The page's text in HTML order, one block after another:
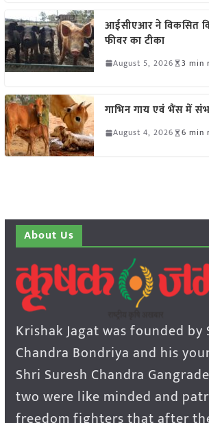
आईसीएआर ने विकसित
फीवर का टीका
August 5, 2026 3 min
गाभिन गाय एवं भैंस में
August 4, 2026 6 min
About Us
Krishak Jagat was founded by
Chandra Bondriya and his
Shri Suresh Chandra
two were like minded and